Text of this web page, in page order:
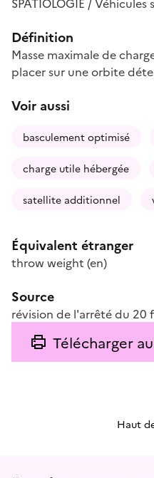
Définition
Masse maximale de
placer sur une orbite
Voir aussi
basculement optimisé
charge utile hébergée
satellite additionnel
Équivalent étranger
throw weight (en)
Source
révision de l'arrêté du 20
Télécharger
Haut